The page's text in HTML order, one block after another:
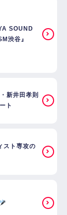
SOUND
渋谷』
新井田孝則
ト
スト専攻の